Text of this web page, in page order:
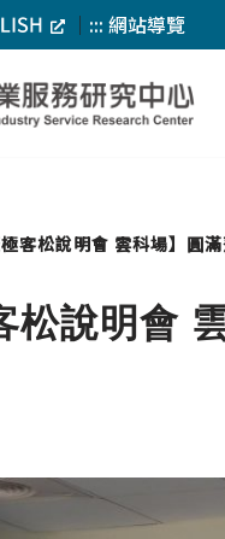
｜ ::: 網站導覽
極客松說明會 雲科場】圓
松說明會